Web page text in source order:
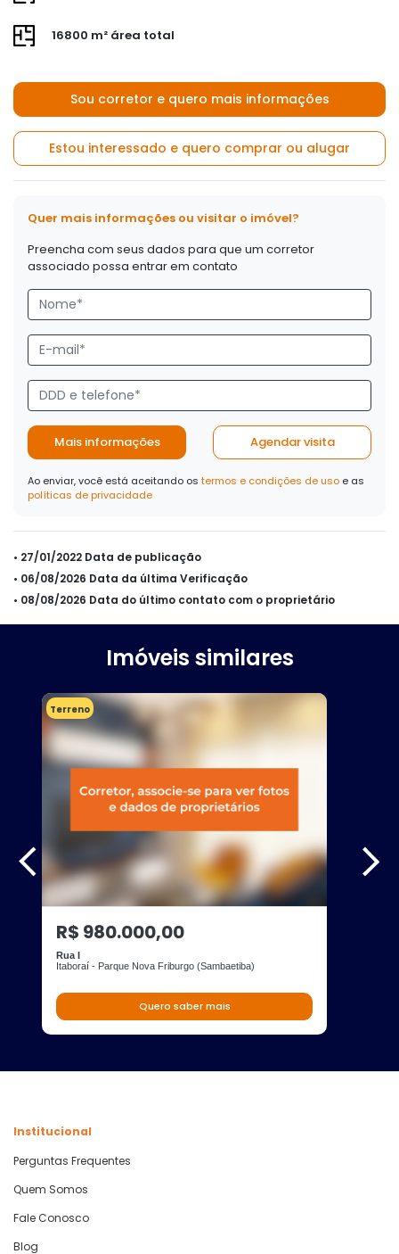
16800 m² área total
Sou corretor e quero mais informações
Estou interessado e quero comprar ou alugar
Quer mais informações ou visitar o imóvel?
Preencha com seus dados para que um corretor
associado possa entrar em contato
Mais informações Agendar visita
Ao enviar, você está aceitando os termos e condições de uso e as
políticas de privacidade
• 27/01/2022 Data de publicação
• 06/08/2026 Data da última Verificação
• 08/08/2026 Data do último contato com o proprietário
Imóveis similares
Terreno
R$ 980.000,00
Rua I
Itaboraí - Parque Nova Friburgo (Sambaetiba)
Quero saber mais
Institucional
Perguntas Frequentes
Quem Somos
Fale Conosco
Blog